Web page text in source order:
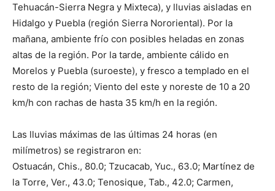
Tehuacán-Sierra Negra y Mixteca), y lluvias aisladas en
Hidalgo y Puebla (región Sierra Nororiental). Por la
mañana, ambiente frío con posibles heladas en zonas
altas de la región. Por la tarde, ambiente cálido en
Morelos y Puebla (suroeste), y fresco a templado en el
resto de la región; Viento del este y noreste de 10 a 20
km/h con rachas de hasta 35 km/h en la región.
Las lluvias máximas de las últimas 24 horas (en
milímetros) se registraron en:
Ostuacán, Chis., 80.0; Tzucacab, Yuc., 63.0; Martínez de
la Torre, Ver., 43.0; Tenosique, Tab., 42.0; Carmen,